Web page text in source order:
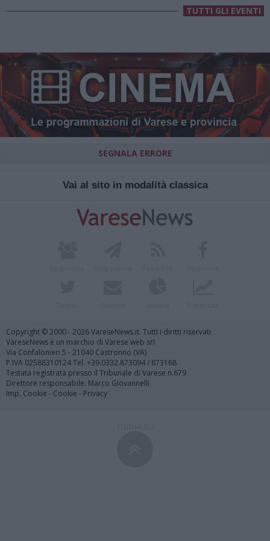
TUTTI GLI EVENTI
SEGNALA ERRORE
Vai al sito in modalità classica
Copyright © 2000 - 2026 VareseNews.it. Tutti i diritti riservati
VareseNews è un marchio di Varese web srl
Via Confalonieri 5 - 21040 Castronno (VA)
P.IVA 02588310124 Tel. +39.0332.873094 / 873168
Testata registrata presso il Tribunale di Varese n.679
Direttore responsabile: Marco Giovannelli
Imp. Cookie - Cookie - Privacy